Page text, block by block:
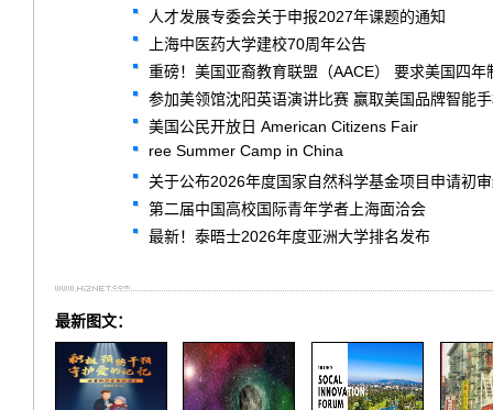
人才发展专委会关于申报2027年课题的通知
上海中医药大学建校70周年公告
重磅！美国亚裔教育联盟（AACE） 要求美国四
参加美领馆沈阳英语演讲比赛 赢取美国品牌智能
美国公民开放日 American Citizens Fair
ree Summer Camp in China
关于公布2026年度国家自然科学基金项目申请初
第二届中国高校国际青年学者上海面洽会
最新！泰晤士2026年度亚洲大学排名发布
最新图文：